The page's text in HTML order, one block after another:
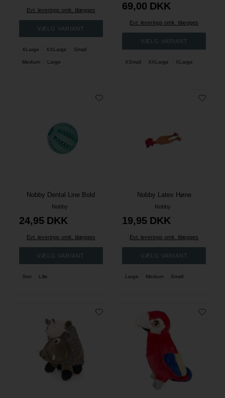
Evt. leverings omk. tilægges
XLarge XXLarge Small
Medium Large
69,00 DKK
Evt. leverings omk. tilægges
XSmall XXLarge XLarge
Nobby Dental Line Bold
Nobby
24,95 DKK
Evt. leverings omk. tilægges
Stor Lille
Nobby Latex Høne
Nobby
19,95 DKK
Evt. leverings omk. tilægges
Large Medium Small